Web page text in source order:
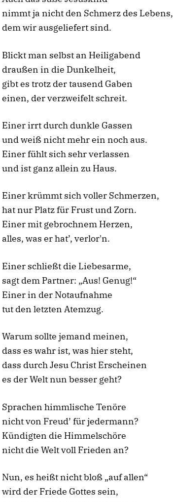
nimmt ja nicht den Schmerz des Lebens,
dem wir ausgeliefert sind.
Blickt man selbst an Heiligabend
draußen in die Dunkelheit,
gibt es trotz der tausend Gaben
einen, der verzweifelt schreit.
Einer irrt durch dunkle Gassen
und weiß nicht mehr ein noch aus.
Einer fühlt sich sehr verlassen
und ist ganz allein zu Haus.
Einer krümmt sich voller Schmerzen,
hat nur Platz für Frust und Zorn.
Einer mit gebrochnem Herzen,
alles, was er hat’, verlor'n.
Einer schließt die Liebesarme,
sagt dem Partner: „Aus! Genug!“
Einer in der Notaufnahme
tut den letzten Atemzug.
Warum sollte jemand meinen,
dass es wahr ist, was hier steht,
dass durch Jesu Christ Erscheinen
es der Welt nun besser geht?
Sprachen himmlische Tenöre
nicht von Freud’ für jedermann?
Kündigten die Himmelschöre
nicht die Welt voll Frieden an?
Nun, es heißt nicht bloß „auf allen“
wird der Friede Gottes sein,